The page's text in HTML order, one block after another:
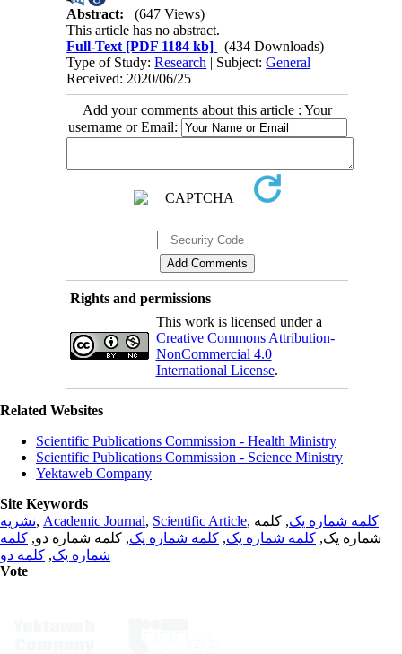
Abstract:
(647 Views)
This article has no abstract.
Full-Text [PDF 1184 kb]
(434 Downloads)
Type of Study:Research | Subject:General
Received: 2020/06/25
Add your comments about this article : Your
username or Email:
Rights and permissions
This work is licensed under a
Creative Commons Attribution-
NonCommercial 4.0
International License.
Related Websites
Scientific Publications Commission - Health Ministry
Scientific Publications Commission - Science Ministry
Yektaweb Company
Site Keywords
نشریه, Academic Journal, Scientific Article, کلمه شماره یک, کلمه
شماره یک, کلمه شماره یک, کلمه شماره یک, کلمه شماره دو, کلمه
شماره یک, کلمه دو
Vote